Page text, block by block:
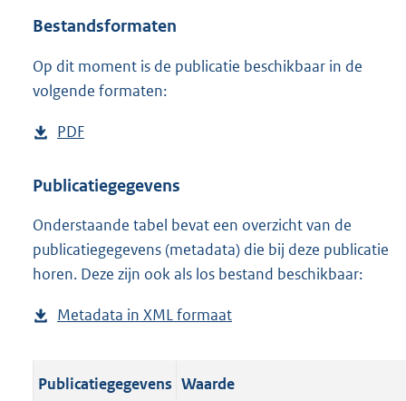
e
n
Bestandsformaten
Op dit moment is de publicatie beschikbaar in de
volgende formaten:
D
w
l
o
a
p
b
PDF
s
a
n
d
g
o
Publicatiegegevens
Onderstaande tabel bevat een overzicht van de
publicatiegegevens (metadata) die bij deze publicatie
horen. Deze zijn ook als los bestand beschikbaar:
Metadata in XML formaat
t
Publicatiegegevens Waarde